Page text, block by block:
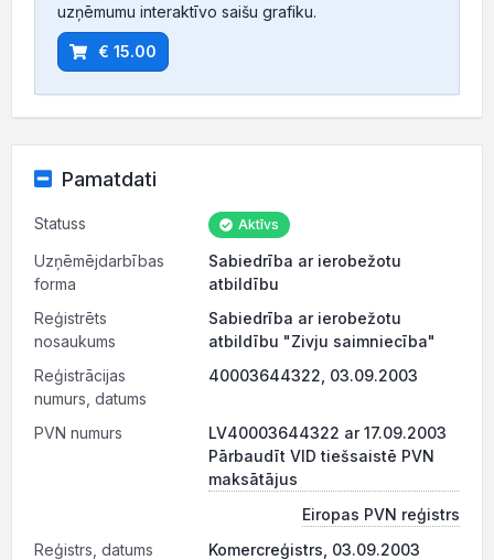
uzņēmumu interaktīvo saišu grafiku.
€ 15.00
Pamatdati
Statuss Aktīvs
Uzņēmējdarbības
forma
Sabiedrība ar ierobežotu
atbildību
Reģistrēts
nosaukums
Sabiedrība ar ierobežotu
atbildību "Zivju saimniecība"
Reģistrācijas
numurs, datums
40003644322, 03.09.2003
PVN numurs
LV40003644322 ar 17.09.2003
Pārbaudīt VID tiešsaistē PVN
maksātājus
Eiropas PVN reģistrs
Reģistrs, datums
Komercreģistrs, 03.09.2003